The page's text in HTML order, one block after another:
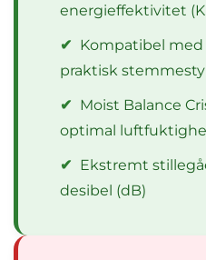
energieffektivitet
✔ Kompatibel med
praktisk
✔ Moist Balance
optimal
✔ Ekstremt
desibel (dB)